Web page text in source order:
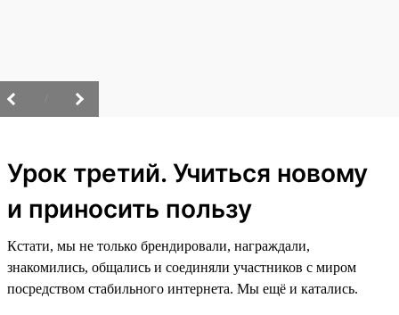
Урок третий. Учиться новому
и приносить пользу
Кстати, мы не только брендировали, награждали,
знакомились, общались и соединяли участников с миром
посредством стабильного интернета. Мы ещё и катались.